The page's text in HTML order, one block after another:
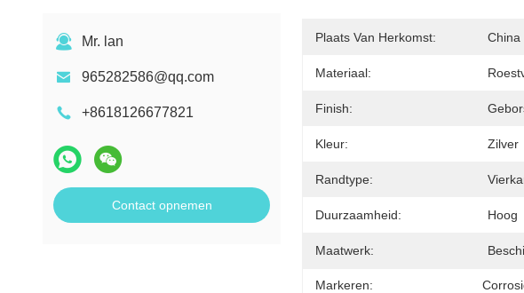
Mr. lan
965282586@qq.com
+8618126677821
Contact opnemen
Plaats Van Herkomst: China
Materiaal:
Finish:
Kleur: Zilver
Randtype:
Duurzaamheid: Hoog
Maatwerk:
Markeren: